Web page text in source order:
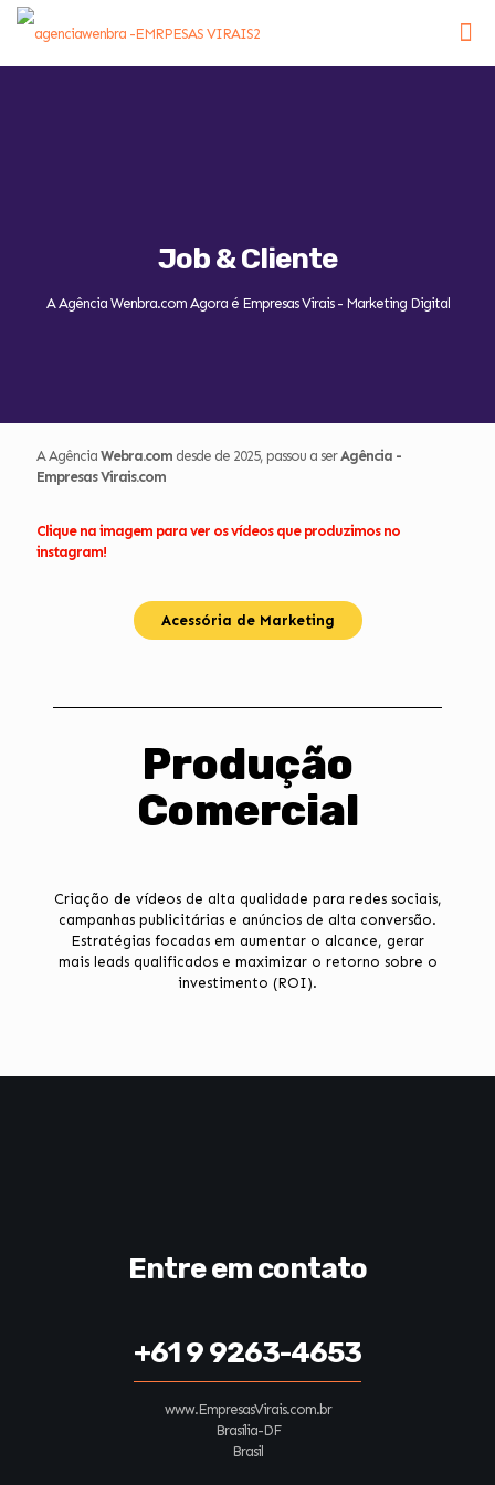
Job & Cliente
A Agência Wenbra.com Agora é Empresas Virais - Marketing Digital
A Agência Webra.com desde de 2025, passou a serAgência -
Empresas Virais.com
Clique na imagem para ver os vídeos que produzimos no
instagram!
Acessória de Marketing
Produção
Comercial
Criação de vídeos de alta qualidade para redes sociais,
campanhas publicitárias e anúncios de alta conversão.
Estratégias focadas em aumentar o alcance, gerar
mais leads qualificados e maximizar o retorno sobre o
investimento (ROI).
Entre em contato
+61 9 9263-4653
www.EmpresasVirais.com.br
Brasília-DF
Brasil